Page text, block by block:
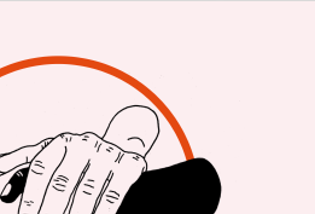
Andreas Bentrup:
und Schlafen. Wenn ich
sinnentleert.
Warum?